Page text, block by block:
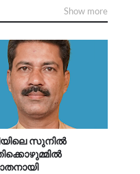
Show more
സുനിൽ